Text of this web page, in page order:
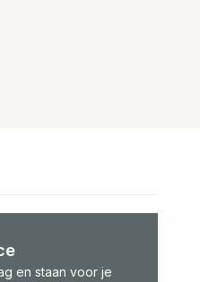
en staan voor je